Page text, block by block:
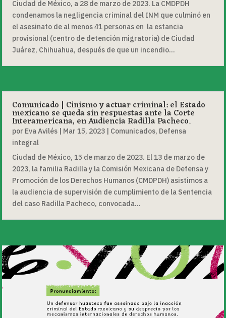
Ciudad de México, a 28 de marzo de 2023. La CMDPDH
condenamos la negligencia criminal del INM que culminó en
el asesinato de al menos 41 personas en la estancia
provisional (centro de detención migratoria) de Ciudad
Juárez, Chihuahua, después de que un incendio...
Comunicado | Cinismo y actuar criminal: el Estado
mexicano se queda sin respuestas ante la Corte
Interamericana, en Audiencia Radilla Pacheco.
por Eva Avilés | Mar 15, 2023 | Comunicados, Defensa
integral
Ciudad de México, 15 de marzo de 2023. El 13 de marzo de
2023, la familia Radilla y la Comisión Mexicana de Defensa y
Promoción de los Derechos Humanos (CMDPDH) asistimos a
la audiencia de supervisión de cumplimiento de la Sentencia
del caso Radilla Pacheco, convocada...